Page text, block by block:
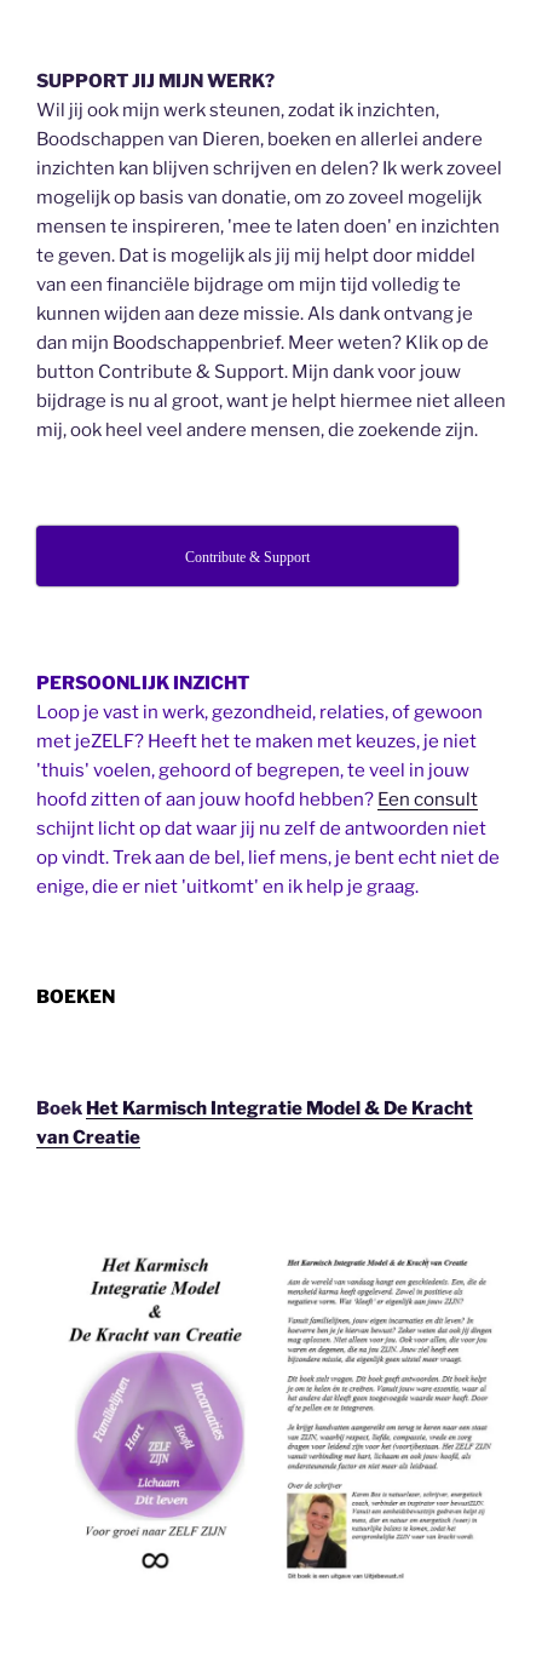
SUPPORT JIJ MIJN WERK?
Wil jij ook mijn werk steunen, zodat ik inzichten,
Boodschappen van Dieren, boeken en allerlei andere
inzichten kan blijven schrijven en delen? Ik werk zoveel
mogelijk op basis van donatie, om zo zoveel mogelijk
mensen te inspireren, 'mee te laten doen' en inzichten
te geven. Dat is mogelijk als jij mij helpt door middel
van een financiële bijdrage om mijn tijd volledig te
kunnen wijden aan deze missie. Als dank ontvang je
dan mijn Boodschappenbrief. Meer weten? Klik op de
button Contribute & Support. Mijn dank voor jouw
bijdrage is nu al groot, want je helpt hiermee niet alleen
mij, ook heel veel andere mensen, die zoekende zijn.
Contribute & Support
PERSOONLIJK INZICHT
Loop je vast in werk, gezondheid, relaties, of gewoon
met jeZELF? Heeft het te maken met keuzes, je niet
'thuis' voelen, gehoord of begrepen, te veel in jouw
hoofd zitten of aan jouw hoofd hebben? Een consult
schijnt licht op dat waar jij nu zelf de antwoorden niet
op vindt. Trek aan de bel, lief mens, je bent echt niet de
enige, die er niet 'uitkomt' en ik help je graag.
BOEKEN
Boek Het Karmisch Integratie Model & De Kracht
van Creatie